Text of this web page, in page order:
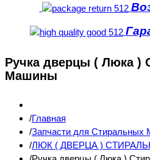
Ручка дверцы ( Люка )
Машины
Главная
Запчасти для Стиральных
ЛЮК ( ДВЕРЦА )